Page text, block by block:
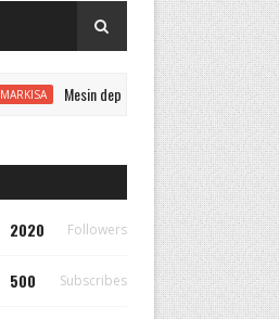
Mesin depulper markisa dan pemasak sirup
2020 Followers
500 Subscribes